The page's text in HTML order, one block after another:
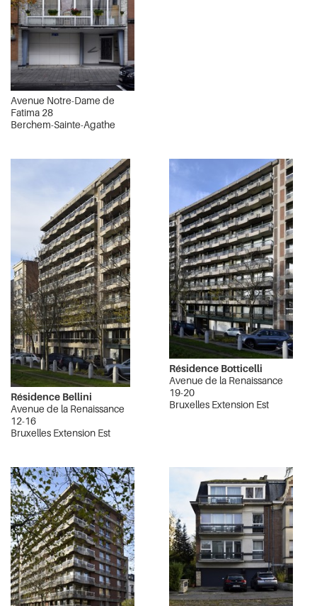
Avenue Notre-Dame de
Fatima 28
Berchem-Sainte-Agathe
Résidence Bellini
Avenue de la Renaissance
12-16
Bruxelles Extension Est
Résidence Botticelli
Avenue de la Renaissance
19-20
Bruxelles Extension Est